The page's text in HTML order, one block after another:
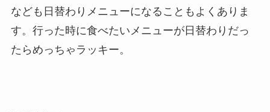
なども日替わりメニューになることもよくありま
す。行った時に食べたいメニューが日替わりだっ
たらめっちゃラッキー。